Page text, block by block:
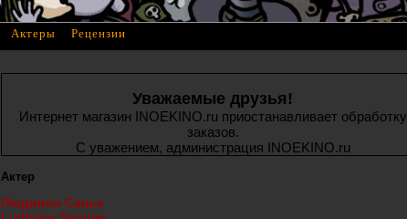
Уважаемые друзья!
Интернет магазин INOEKINO.ru приостанавливает обработку
заказов.
С уважением, администрация INOEKINO.ru
Актер
Людивин Санье
Актеры Рецензии